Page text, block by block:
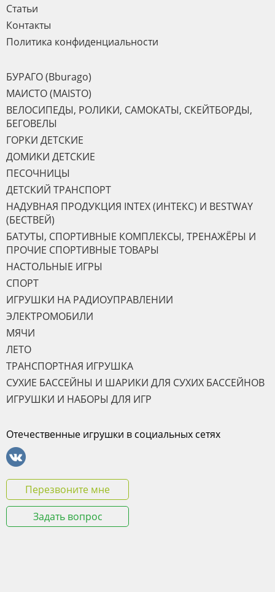
Статьи
Контакты
Политика конфиденциальности
БУРАГО (Bburago)
МАИСТО (MAISTO)
ВЕЛОСИПЕДЫ, РОЛИКИ, САМОКАТЫ, СКЕЙТБОРДЫ,
БЕГОВЕЛЫ
ГОРКИ ДЕТСКИЕ
ДОМИКИ ДЕТСКИЕ
ПЕСОЧНИЦЫ
ДЕТСКИЙ ТРАНСПОРТ
НАДУВНАЯ ПРОДУКЦИЯ INTEX (ИНТЕКС) И BESTWAY
(БЕСТВЕЙ)
БАТУТЫ, СПОРТИВНЫЕ КОМПЛЕКСЫ, ТРЕНАЖЁРЫ И
ПРОЧИЕ СПОРТИВНЫЕ ТОВАРЫ
НАСТОЛЬНЫЕ ИГРЫ
СПОРТ
ИГРУШКИ НА РАДИОУПРАВЛЕНИИ
ЭЛЕКТРОМОБИЛИ
МЯЧИ
ЛЕТО
ТРАНСПОРТНАЯ ИГРУШКА
СУХИЕ БАССЕЙНЫ И ШАРИКИ ДЛЯ СУХИХ БАССЕЙНОВ
ИГРУШКИ И НАБОРЫ ДЛЯ ИГР
Отечественные игрушки в социальных сетях
Перезвоните мне
Задать вопрос